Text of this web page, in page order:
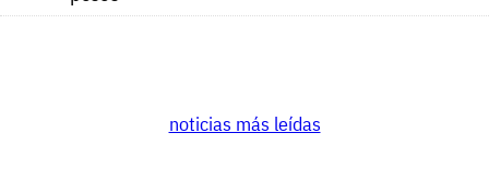
noticias más leídas